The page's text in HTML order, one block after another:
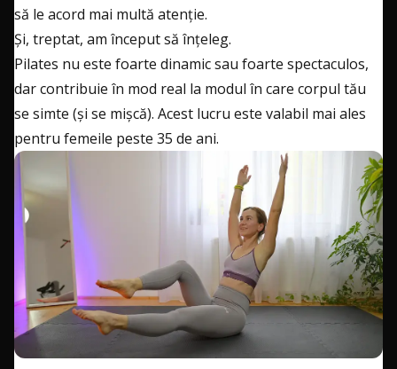
să le acord mai multă atenție.
Și, treptat, am început să înțeleg.
Pilates nu este foarte dinamic sau foarte spectaculos,
dar contribuie în mod real la modul în care corpul tău
se simte (și se mișcă). Acest lucru este valabil mai ales
pentru femeile peste 35 de ani.